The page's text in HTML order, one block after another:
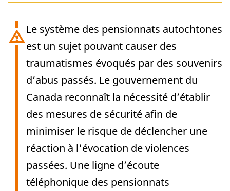
Le système des pensionnats autochtones
est un sujet pouvant causer des
traumatismes évoqués par des souvenirs
d’abus passés. Le gouvernement du
Canada reconnaît la nécessité d’établir
des mesures de sécurité afin de
minimiser le risque de déclencher une
réaction à l'évocation de violences
passées. Une ligne d’écoute
téléphonique des pensionnats